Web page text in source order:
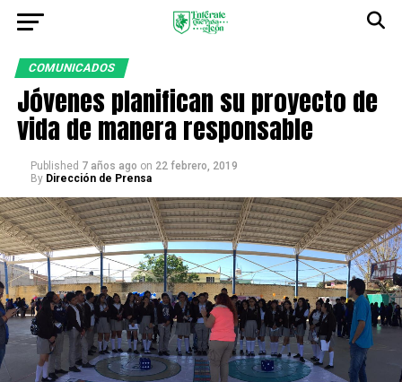
COMUNICADOS
Jóvenes planifican su proyecto de
vida de manera responsable
Published 7 años ago on 22 febrero, 2019
By Dirección de Prensa